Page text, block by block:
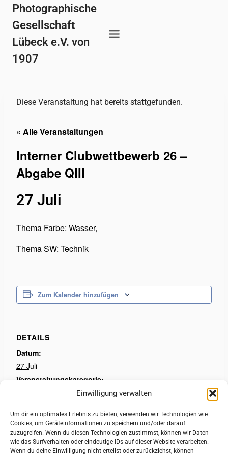
Einwilligung verwalten
Um dir ein optimales Erlebnis zu bieten, verwenden wir Technologien wie
Cookies, um Geräteinformationen zu speichern und/oder darauf
zuzugreifen. Wenn du diesen Technologien zustimmst, können wir Daten
wie das Surfverhalten oder eindeutige IDs auf dieser Website verarbeiten.
Wenn du deine Einwilligung nicht erteilst oder zurückziehst, können
Zum
Inhalt
springen
Photographische
Gesellschaft
Lübeck e.V. von
1907
Diese Veranstaltung hat bereits stattgefunden.
« Alle Veranstaltungen
Interner Clubwettbewerb 26 –
Abgabe QIII
27 Juli
Thema Farbe: Wasser,
Thema SW: Technik
Zum Kalender hinzufügen
DETAILS
Datum:
27 Juli
Veranstaltungskategorie:
Photographische Gesellschaft Lübeck
Clubabend Clubabend